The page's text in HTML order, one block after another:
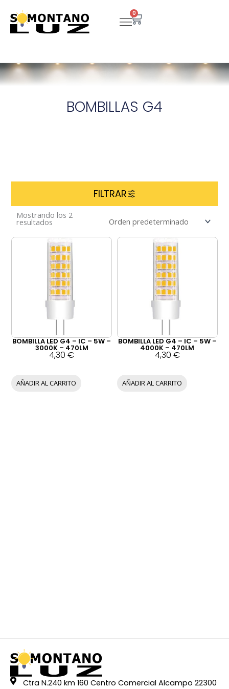
contenido
0
Carrito
BOMBILLAS G4
FILTRAR
Mostrando los 2
resultados
BOMBILLA LED G4 – IC – 5W –
3000K – 470LM
4,30€
AÑADIR AL CARRITO
BOMBILLA LED G4 – IC – 5W –
4000K – 470LM
4,30 €
AÑADIR AL CARRITO
Ctra N.240 km 160 Centro Comercial Alcampo 22300